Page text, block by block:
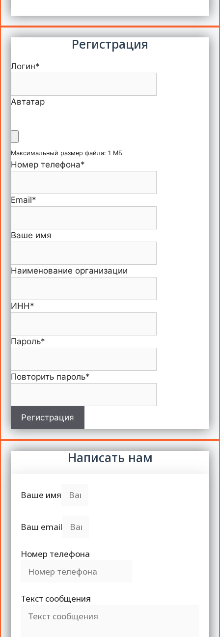
Регистрация
Логин*
Автатар
Максимальный размер файла: 1 МБ
Номер телефона*
Email*
Ваше имя
Наименование организации
ИНН*
Пароль*
Повторить пароль*
Регистрация
Написать нам
Ваше имя
Ваш email
Номер телефона
Текст сообщения